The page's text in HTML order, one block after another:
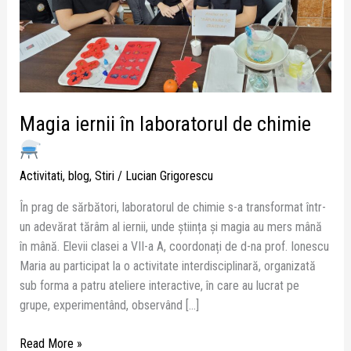
Magia iernii în laboratorul de chimie
Activitati, blog, Stiri/ Lucian Grigorescu
În prag de sărbători, laboratorul de chimie s-a transformat într-
un adevărat tărâm al iernii, unde știința și magia au mers mână
în mână. Elevii clasei a VII-a A, coordonați de d-na prof. Ionescu
Maria au participat la o activitate interdisciplinară, organizată
sub forma a patru ateliere interactive, în care au lucrat pe
grupe, experimentând, observând […]
Read More »